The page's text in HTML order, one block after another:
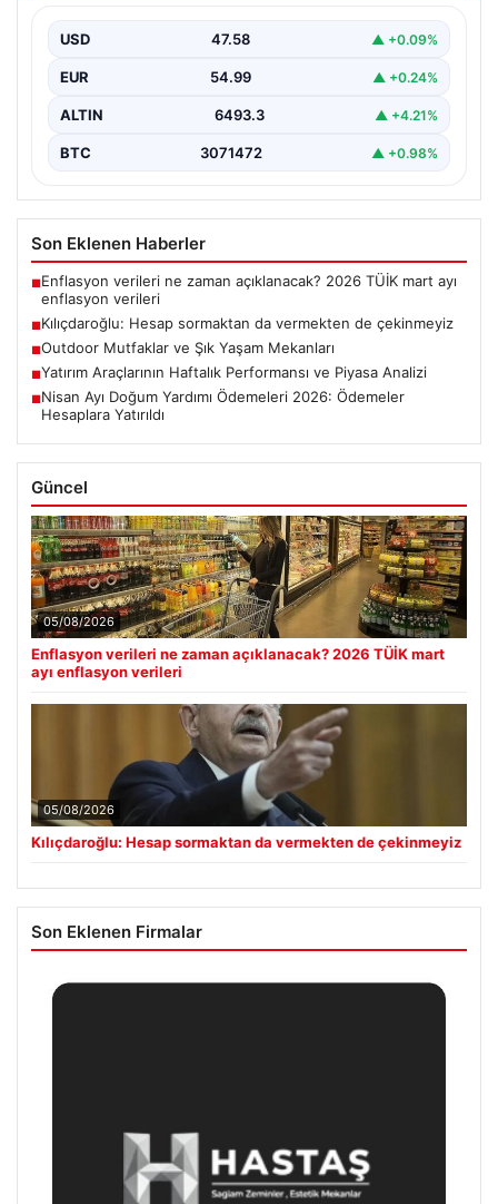
USD 47.58 ▲ +0.09%
EUR 54.99 ▲ +0.24%
ALTIN 6493.3 ▲ +4.21%
BTC 3071472 ▲ +0.98%
Son Eklenen Haberler
■Enflasyon verileri ne zaman açıklanacak? 2026 TÜİK mart ayı
enflasyon verileri
■Kılıçdaroğlu: Hesap sormaktan da vermekten de çekinmeyiz
■Outdoor Mutfaklar ve Şık Yaşam Mekanları
■Yatırım Araçlarının Haftalık Performansı ve Piyasa Analizi
■Nisan Ayı Doğum Yardımı Ödemeleri 2026: Ödemeler
Hesaplara Yatırıldı
Güncel
05/08/2026
Enflasyon verileri ne zaman açıklanacak? 2026 TÜİK mart
ayı enflasyon verileri
05/08/2026
Kılıçdaroğlu: Hesap sormaktan da vermekten de çekinmeyiz
Son Eklenen Firmalar